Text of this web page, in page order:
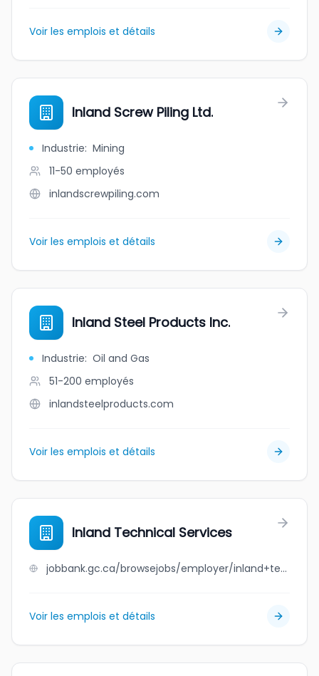
Voir les emplois et détails
Inland Screw Piling Ltd.
Industrie: Mining
11-50 employés
inlandscrewpiling.com
Voir les emplois et détails
Inland Steel Products Inc.
Industrie: Oil and Gas
51-200 employés
inlandsteelproducts.com
Voir les emplois et détails
Inland Technical Services
jobbank.gc.ca/browsejobs/employer/inland+technical+services/ca
Voir les emplois et détails